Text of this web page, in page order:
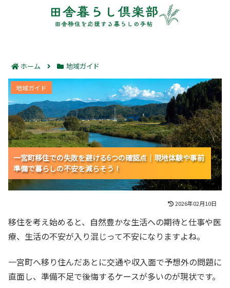
ホーム 地域ガイド
一宮町移住での失敗を避ける6つの確認点｜現地体験や
事前準備で暮らしの不安を減らそう！
一宮町移住での失敗を避ける6つの確認点｜現地体験や事前
準備で暮らしの不安を減らそう！
一宮町移住での失敗を避ける6つの確認点｜現地体験や事前
準備で暮らしの不安を減らそう！
一宮町移住での失敗を避ける6つの確認点｜現地体験や事前
準備で暮らしの不安を減らそう！
地域ガイド
2026年02月10日
移住を考え始めると、自然豊かな生活への期待と仕事や医
療、生活の不安が入り混じって不安になりますよね。
一宮町へ移り住んだあとに交通や収入面で予想外の問題に
直面し、準備不足で後悔するケースが多いのが現状です。